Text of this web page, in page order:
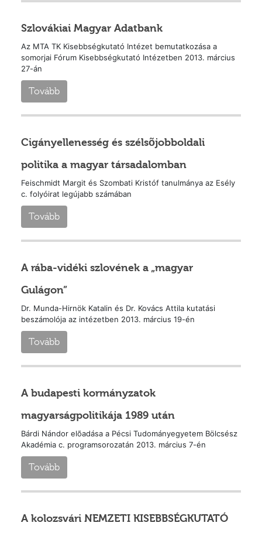
Szlovákiai Magyar Adatbank
Az MTA TK Kisebbségkutató Intézet bemutatkozása a
somorjai Fórum Kisebbségkutató Intézetben 2013. március
27-án
Tovább
Cigányellenesség és szélsõjobboldali
politika a magyar társadalomban
Feischmidt Margit és Szombati Kristóf tanulmánya az Esély
c. folyóirat legújabb számában
Tovább
A rába-vidéki szlovének a „magyar
Gulágon”
Dr. Munda-Hirnök Katalin és Dr. Kovács Attila kutatási
beszámolója az intézetben 2013. március 19-én
Tovább
A budapesti kormányzatok
magyarságpolitikája 1989 után
Bárdi Nándor elõadása a Pécsi Tudományegyetem Bölcsész
Akadémia c. programsorozatán 2013. március 7-én
Tovább
A kolozsvári NEMZETI KISEBBSÉGKUTATÓ